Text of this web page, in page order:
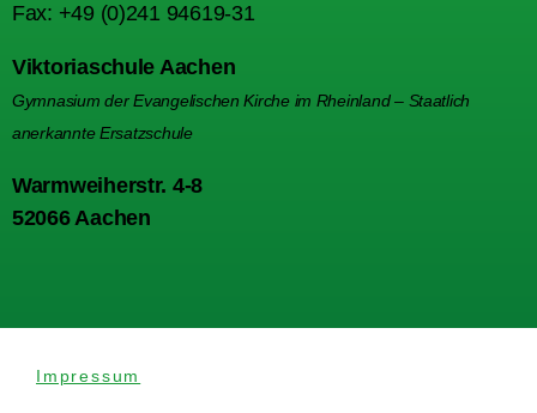
Fax: +49 (0)241 94619-31
Viktoriaschule Aachen
Gymnasium der Evangelischen Kirche im Rheinland – Staatlich
anerkannte Ersatzschule
Warmweiherstr. 4-8
52066 Aachen
Impressum